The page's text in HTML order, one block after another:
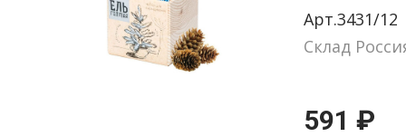
голубая
Арт.3431/12
Склад
591 ₽